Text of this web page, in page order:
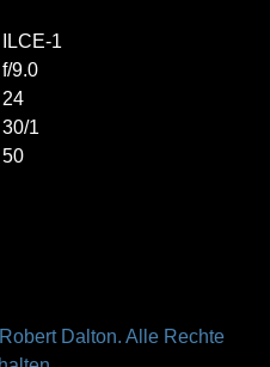
ILCE-1
f/9.0
24
30/1
50
Dalton. Alle Rechte